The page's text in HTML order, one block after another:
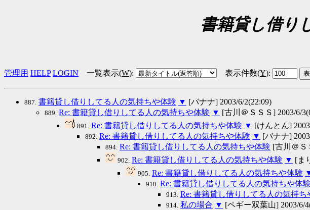
書籍貸し借り
管理用 HELP LOGIN 一覧表示(W): 表示件数(Y):
887. 書籍貸し借りしてる人の気持ちや体験 ▼ [バナナ] 2003/6/2(22:09)
889. Re: 書籍貸し借りしてる人の気持ちや体験 ▼ [古川＠ＳＳＳ] 2003/6/
891. Re: 書籍貸し借りしてる人の気持ちや体験 ▼ [けんとん]
892. Re: 書籍貸し借りしてる人の気持ちや体験 ▼ [バナナ]
894. Re: 書籍貸し借りしてる人の気持ちや体験 [古川＠Ｓ
902. Re: 書籍貸し借りしてる人の気持ちや体験 ▼ [ま
905. Re: 書籍貸し借りしてる人の気持ちや体験
910. Re: 書籍貸し借りしてる人の気持ちや体験
913. Re: 書籍貸し借りしてる人の気持ち
914. 私の場合 ▼ [ペギー双葉山] 2003/6/